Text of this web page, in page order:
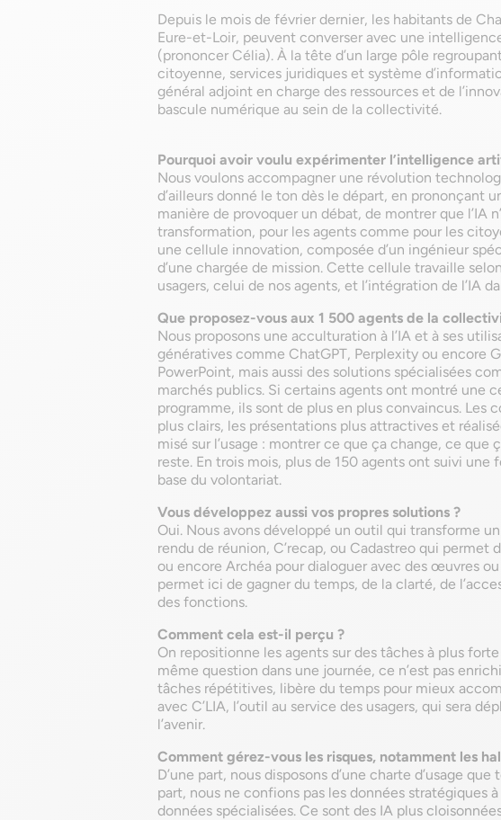
Depuis le mois de février dernier, les habitants de
Eure-et-Loir, peuvent converser avec une
(prononcer Célia). À la tête d’un large pôle
citoyenne, services juridiques et système
général adjoint en charge des ressources et de
bascule numérique au sein de la collectivité.
Pourquoi avoir voulu expérimenter l’intelligence
Nous voulons accompagner une révolution
d’ailleurs donné le ton dès le départ, en prononçant
manière de provoquer un débat, de montrer que l’IA
transformation, pour les agents comme pour les
une cellule innovation, composée d’un ingénieur
d’une chargée de mission. Cette cellule travaille
usagers, celui de nos agents, et l’intégration de l’IA
Que proposez-vous aux 1 500 agents de la
Nous proposons une acculturation à l’IA et à ses
génératives comme ChatGPT, Perplexity ou encore
PowerPoint, mais aussi des solutions spécialisées
marchés publics. Si certains agents ont montré une
programme, ils sont de plus en plus convaincus.
plus clairs, les présentations plus attractives et
misé sur l’usage : montrer ce que ça change, ce
reste. En trois mois, plus de 150 agents ont suivi une
base du volontariat.
Vous développez aussi vos propres solutions ?
Oui. Nous avons développé un outil qui transforme
rendu de réunion, C’recap, ou Cadastreo qui permet
ou encore Archéa pour dialoguer avec des œuvres ou
permet ici de gagner du temps, de la clarté, de
des fonctions.
Comment cela est-il perçu ?
On repositionne les agents sur des tâches à plus
même question dans une journée, ce n’est pas
tâches répétitives, libère du temps pour mieux
avec C’LIA, l’outil au service des usagers, qui sera
l’avenir.
Comment gérez-vous les risques, notamment les
D’une part, nous disposons d’une charte d’usage
part, nous ne confions pas les données stratégiques
données spécialisées. Ce sont des IA plus